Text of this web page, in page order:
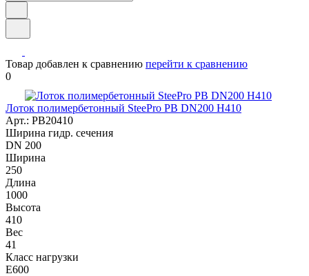
Товар добавлен к сравнению перейти к сравнению
0
Лоток полимербетонный SteePro PB DN200 H410
Арт.: PB20410
Ширина гидр. сечения
DN 200
Ширина
250
Длина
1000
Высота
410
Вес
41
Класс нагрузки
E600